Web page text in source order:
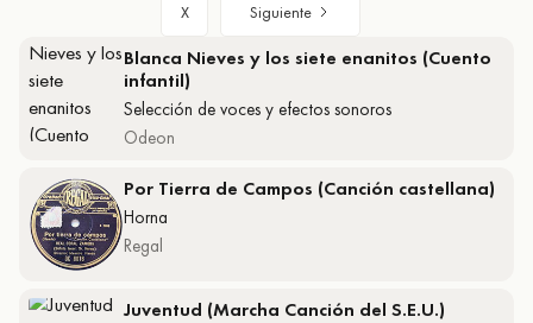
X Siguiente
Blanca Nieves y los siete enanitos (Cuento
infantil)
Selección de voces y efectos sonoros
Odeon
Por Tierra de Campos (Canción castellana)
Horna
Regal
Juventud (Marcha Canción del S.E.U.)